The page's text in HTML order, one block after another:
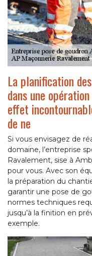
La planification
dans une
effet
de ne
Si vous envisagez de
domaine, l’entreprise
Ravalement, sise à
pour vous. Avec son
la préparation du
garantir une pose de
normes techniques
jusqu’à la finition en
exemple.